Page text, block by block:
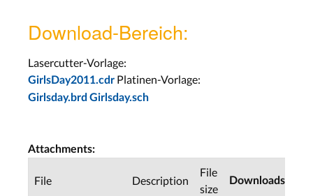
Download-Bereich:
Lasercutter-Vorlage:
GirlsDay2011.cdr Platinen-Vorlage:
Girlsday.brd Girlsday.sch
Attachments:
File Description
File
size
Downloads